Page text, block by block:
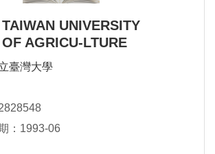
UNIVERSITY
AGRICU-LTURE
臺灣大學
：1993-06